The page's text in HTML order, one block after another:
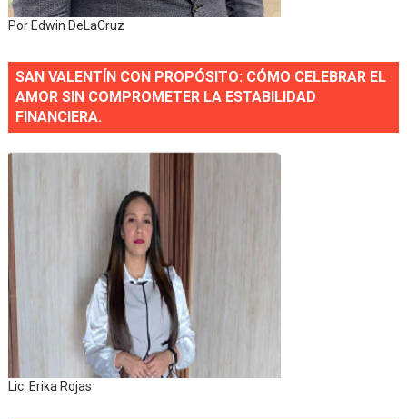
Por Edwin DeLaCruz
SAN VALENTÍN CON PROPÓSITO: CÓMO CELEBRAR EL
AMOR SIN COMPROMETER LA ESTABILIDAD
FINANCIERA.
Lic. Erika Rojas